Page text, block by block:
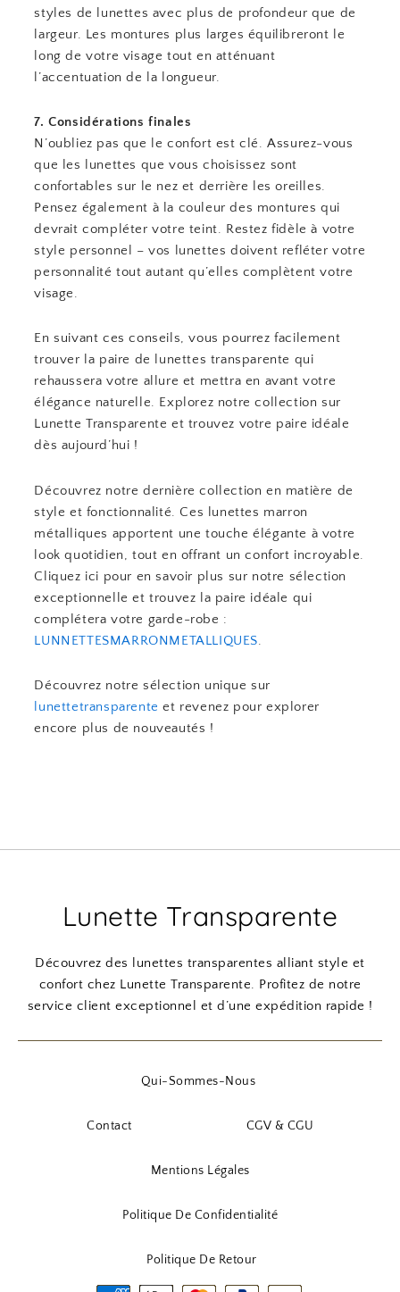
styles de lunettes avec plus de profondeur que de
largeur. Les montures plus larges équilibreront le
long de votre visage tout en atténuant
l’accentuation de la longueur.
7. Considérations finales
N’oubliez pas que le confort est clé. Assurez-vous
que les lunettes que vous choisissez sont
confortables sur le nez et derrière les oreilles.
Pensez également à la couleur des montures qui
devrait compléter votre teint. Restez fidèle à votre
style personnel – vos lunettes doivent refléter votre
personnalité tout autant qu’elles complètent votre
visage.
En suivant ces conseils, vous pourrez facilement
trouver la paire de lunettes transparente qui
rehaussera votre allure et mettra en avant votre
élégance naturelle. Explorez notre collection sur
Lunette Transparente et trouvez votre paire idéale
dès aujourd’hui !
Découvrez notre dernière collection en matière de
style et fonctionnalité. Ces lunettes marron
métalliques apportent une touche élégante à votre
look quotidien, tout en offrant un confort incroyable.
Cliquez ici pour en savoir plus sur notre sélection
exceptionnelle et trouvez la paire idéale qui
complétera votre garde-robe :
LUNNETTESMARRONMETALLIQUES.
Découvrez notre sélection unique sur
lunettetransparente et revenez pour explorer
encore plus de nouveautés !
Lunette Transparente
Découvrez des lunettes transparentes alliant style et
confort chez Lunette Transparente. Profitez de notre
service client exceptionnel et d’une expédition rapide !
Qui-Sommes-Nous
Contact CGV & CGU
Mentions Légales
Politique De Confidentialité
Politique De Retour